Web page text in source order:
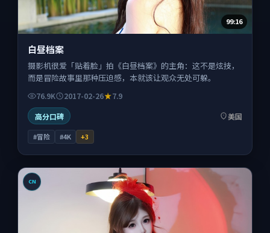
99:16
白昼档案
摄影机很爱「贴着脸」拍《白昼档案》的主角：这不是炫技，
而是冒险故事里那种压迫感，本就该让观众无处可躲。
76.9K 2017-02-26
7.9
高分口碑
美国
#冒险 #4K +3
CN